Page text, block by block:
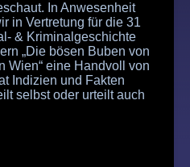
In Anwesenheit
in Vertretung für die 31
& Kriminalgeschichte
„Die bösen Buben von
Wien“ eine Handvoll von
Indizien und Fakten
selbst oder urteilt auch